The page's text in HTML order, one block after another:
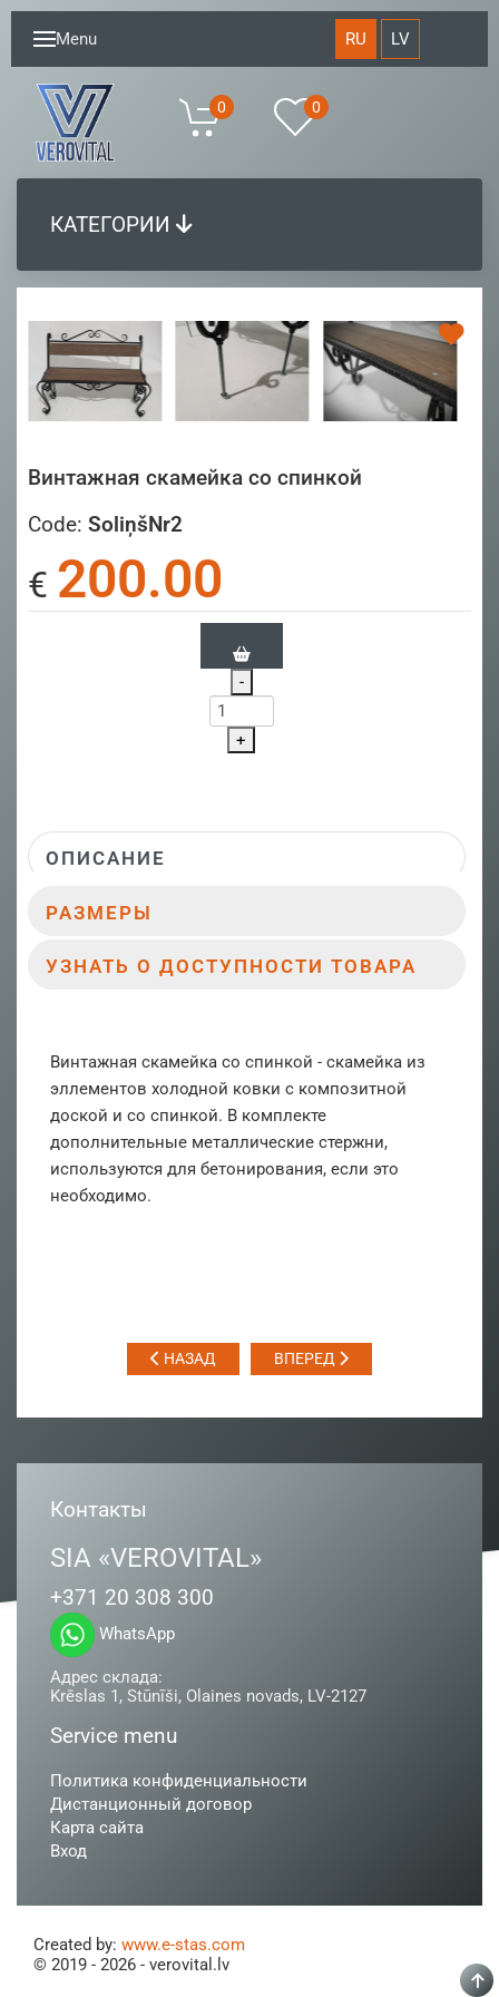
Menu RU LV
0 0
КАТЕГОРИИ
Винтажная скамейка со спинкой
Code: SoliņšNr2
€ 200.00
-
+
ОПИСАНИЕ
РАЗМЕРЫ
УЗНАТЬ О ДОСТУПНОСТИ ТОВАРА
Винтажная скамейка со спинкой - скамейка из
эллементов холодной ковки с композитной
доской и со спинкой. В комплекте
дополнительные металлические стержни,
используются для бетонирования, если это
необходимо.
НАЗАД ВПЕРЕД
Контакты
SIA «VEROVITAL»
+371 20 308 300
WhatsApp
Адрес склада:
Krēslas 1, Stūnīši, Olaines novads, LV-2127
Service menu
Политика конфиденциальности
Дистанционный договор
Карта сайта
Вход
Created by: www.e-stas.com
© 2019 - 2026 - verovital.lv